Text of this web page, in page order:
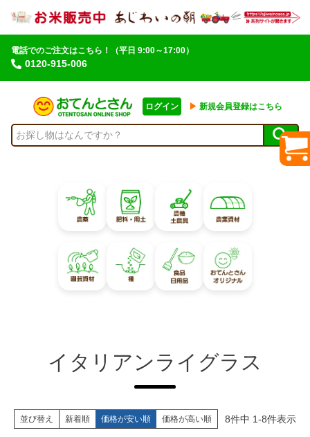
電話でのご注文はこちら！
0120-915-006
（平日 9:00～17:00）
ログイン ▶︎ 新規会員登録はこちら
イタリアンライグラス
並び替え 新着順 価格が安い順 価格が高い順 8件中 1-8件表示